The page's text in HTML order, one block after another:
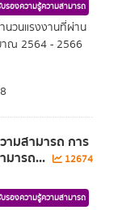
รองความรู้ความสามารถ
นวนแรงงานที่ผ่าน
าณ 2564 - 2566
ามสามารถ การ
มารถ...
12674
รองความรู้ความสามารถ